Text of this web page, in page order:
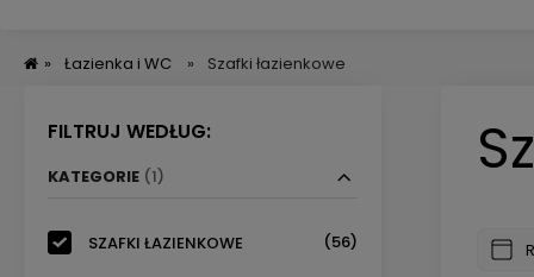
» Łazienka i WC » Szafki łazienkowe
FILTRUJ WEDŁUG:
KATEGORIE (1)
SZAFKI ŁAZIENKOWE (56)